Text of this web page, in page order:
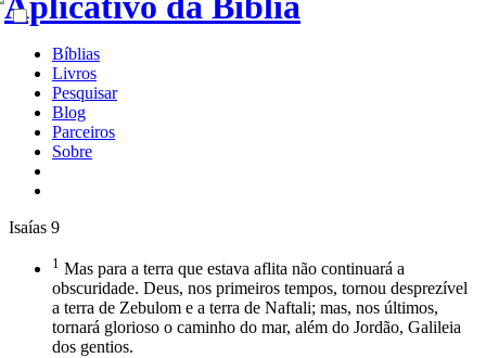
Bíblias
Livros
Pesquisar
Blog
Parceiros
Sobre
Isaías 9
1 Mas para a terra que estava aflita não continuará a
obscuridade. Deus, nos primeiros tempos, tornou desprezível
a terra de Zebulom e a terra de Naftali; mas, nos últimos,
tornará glorioso o caminho do mar, além do Jordão, Galileia
dos gentios.